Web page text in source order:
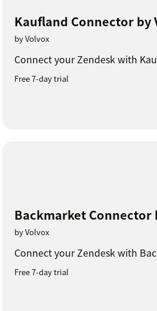
Kaufland Connector by
by Volvox
Connect your Zendesk with
Free 7-day trial
Backmarket Connector
by Volvox
Connect your Zendesk with
Free 7-day trial